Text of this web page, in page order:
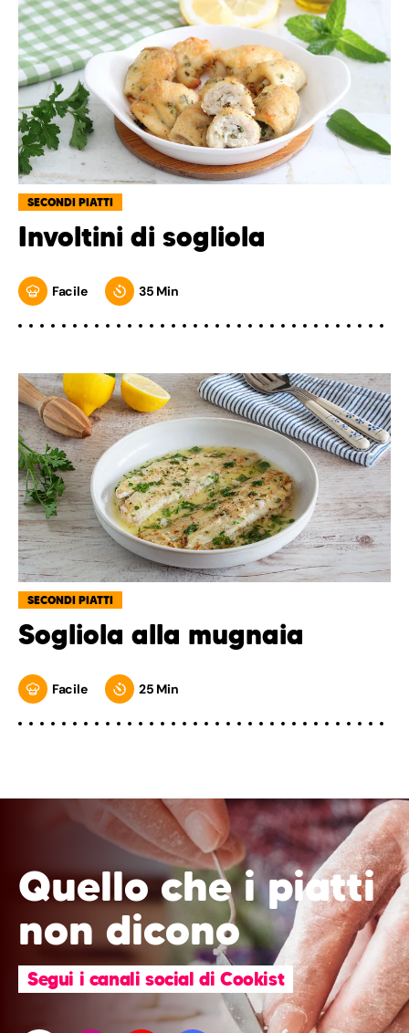
SECONDI PIATTI
Involtini di sogliola
Facile 35 Min
SECONDI PIATTI
Sogliola alla mugnaia
Facile 25 Min
Quello che i piatti
non dicono
Segui i canali social di Cookist